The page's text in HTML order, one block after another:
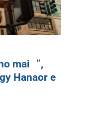
mai ”,
Hanaor e